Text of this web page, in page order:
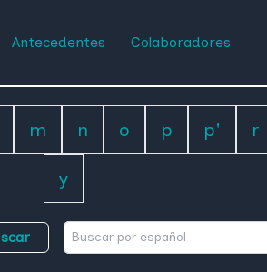
Antecedentes Colaboradores
m n o p p' r
y